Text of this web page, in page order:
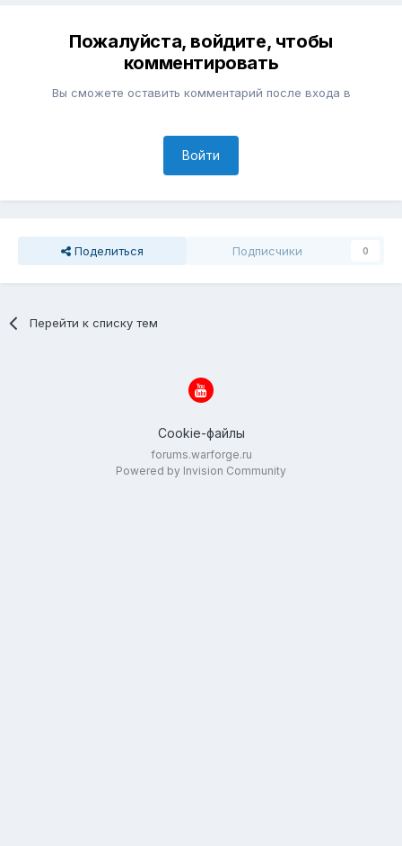
Пожалуйста, войдите, чтобы
комментировать
Вы сможете оставить комментарий после входа в
Войти
Поделиться Подписчики 0
Перейти к списку тем
Cookie-файлы
forums.warforge.ru
Powered by Invision Community